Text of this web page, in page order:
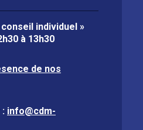
individuel »
à 13h30
de nos
: info@cdm-